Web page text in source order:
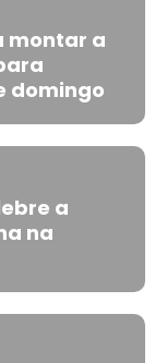
montar a
domingo
a
na